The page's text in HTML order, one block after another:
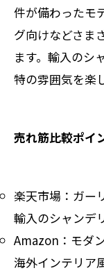
件が備わったモ
グ向けなどさま
ます。輸入のシ
特の雰囲気を楽
売れ筋比較ポイ
楽天市場：ガー
輸入のシャンデ
Amazon：モダ
海外インテリア